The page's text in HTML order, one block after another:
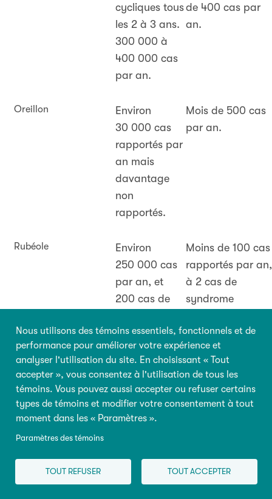
Nous utilisons des témoins essentiels, fonctionnels et de
performance pour améliorer votre expérience et
analyser l'utilisation du site. En choisissant « Tout
accepter », vous consentez à l'utilisation de tous les
témoins. Vous pouvez aussi accepter ou refuser certains
types de témoins et modifier votre consentement à tout
moment dans les « Paramètres ».
Paramètres des témoins
TOUT REFUSER TOUT ACCEPTER
cycliques tous
les 2 à 3 ans.
300 000 à
400 000 cas
par an.
de 400 cas par
an.
Oreillon
Environ
30 000 cas
rapportés par
an mais
davantage
non
rapportés.
Mois de 500 cas
par an.
Rubéole
Environ
250 000 cas
par an, et
200 cas de
congénital de
la rubéole par
an.
Moins de 100 cas
rapportés par
à 2 cas de
syndrome
rubéole par an.
Influenza
Épidémies
annuelles,
population
est infectée.
Comme le virus
annuelle est
requise. Le